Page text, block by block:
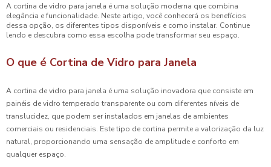
A cortina de vidro para janela é uma solução moderna que combina
elegância e funcionalidade. Neste artigo, você conhecerá os benefícios
dessa opção, os diferentes tipos disponíveis e como instalar. Continue
lendo e descubra como essa escolha pode transformar seu espaço.
O que é Cortina de Vidro para Janela
A cortina de vidro para janela é uma solução inovadora que consiste em
painéis de vidro temperado transparente ou com diferentes níveis de
translucidez, que podem ser instalados em janelas de ambientes
comerciais ou residenciais. Este tipo de cortina permite a valorização da luz
natural, proporcionando uma sensação de amplitude e conforto em
qualquer espaço.